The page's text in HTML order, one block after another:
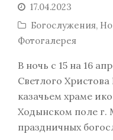
17.04.2023
Богослужения,
Фотогалерея
В ночь с 15 на 16
Светлого
казачьем храме
Ходынском поле г.
праздничных